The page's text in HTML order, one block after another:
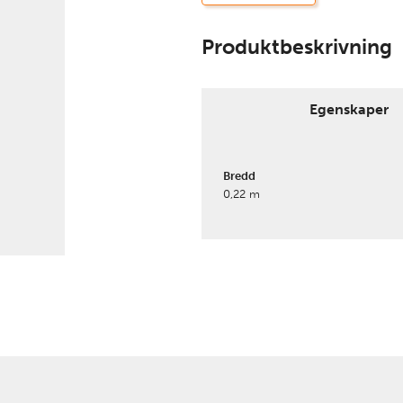
Produktbeskrivning
Egenskaper
Bredd
0,22 m